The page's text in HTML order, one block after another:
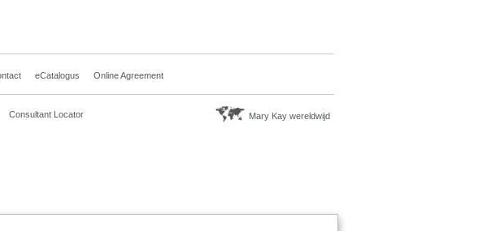
eCatalogus Online Agreement
Consultant Locator Mary Kay wereldwijd